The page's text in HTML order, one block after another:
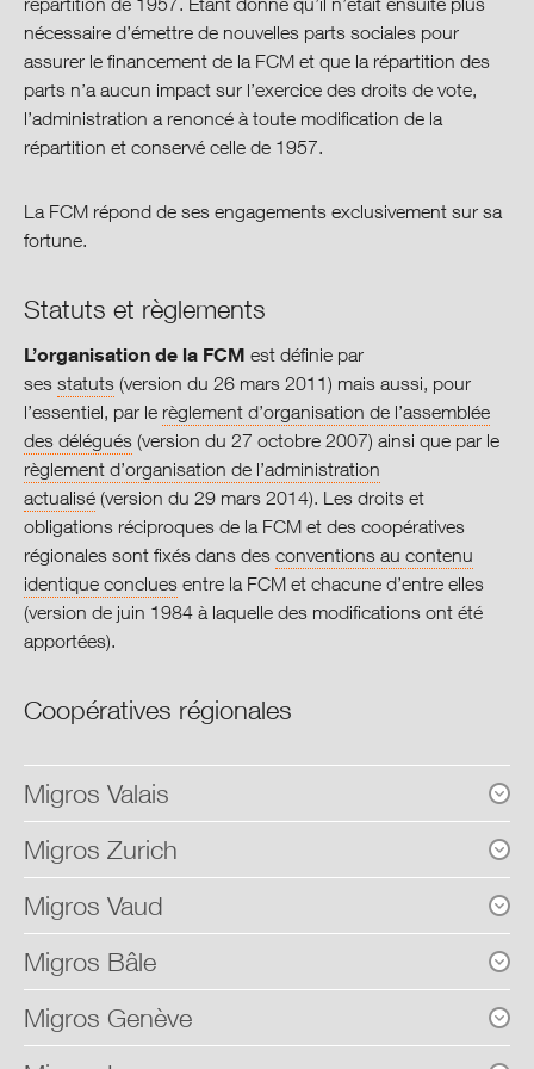
nécessaire d’émettre de nouvelles parts sociales pour
assurer le financement de la FCM et que la répartition des
parts n’a aucun impact sur l’exercice des droits de vote,
l’administration a renoncé à toute modification de la
répartition et conservé celle de 1957.
La FCM répond de ses engagements exclusivement sur sa
fortune.
Statuts et règlements
L’organisation de la FCM est définie par
ses statuts (version du 26 mars 2011) mais aussi, pour
l’essentiel, par le règlement d’organisation de l’assemblée
des délégués (version du 27 octobre 2007) ainsi que par le
règlement d’organisation de l’administration
actualisé (version du 29 mars 2014). Les droits et
obligations réciproques de la FCM et des coopératives
régionales sont fixés dans des conventions au contenu
identique conclues entre la FCM et chacune d’entre elles
(version de juin 1984 à laquelle des modifications ont été
apportées).
Coopératives régionales
Migros Valais
Président de l'Administration
Directeur
Max Alter
2'090 (0.05%)
Migros Zurich
Président de l'Administration
Directeur
Jörg Blunschi
Migros Vaud
Président de l'Administration
Directeur
Migros Bâle
Président de l'Administration
Migros Genève